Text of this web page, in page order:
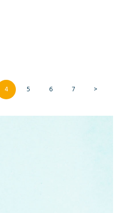
PAGE
4 PAGE
5 PAGE
6 PAGE
7 >